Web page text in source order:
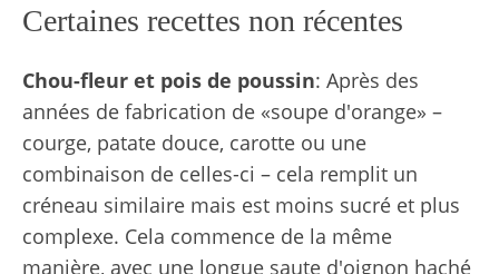
Certaines recettes non récentes
Chou-fleur et pois de poussin: Après des
années de fabrication de «soupe d'orange» –
courge, patate douce, carotte ou une
combinaison de celles-ci – cela remplit un
créneau similaire mais est moins sucré et plus
complexe. Cela commence de la même
manière, avec une longue saute d'oignon haché